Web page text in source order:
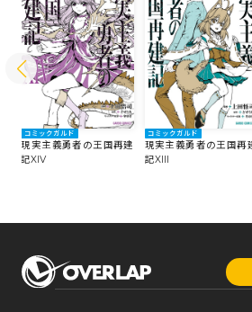
コミックガルド
現実主義勇者の王国再建
記XIV
コミックガルド
現実主義勇者の王国再
記XIII